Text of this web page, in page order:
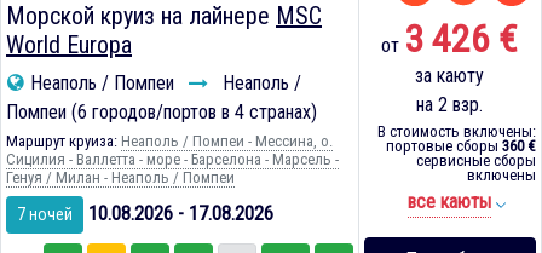
Морской круиз на лайнере MSC
World Europa
Неаполь / Помпеи
Неаполь /
Помпеи (6 городов/портов в 4 странах)
Маршрут круиза: Неаполь / Помпеи - Мессина, о.
Сицилия - Валлетта - море - Барселона - Марсель -
Генуя / Милан - Неаполь / Помпеи
7 ночей 10.08.2026 - 17.08.2026
от 3 426 €
за каюту
на 2 взр.
В стоимость включены:
портовые сборы 360 €
сервисные сборы
включены
все каюты